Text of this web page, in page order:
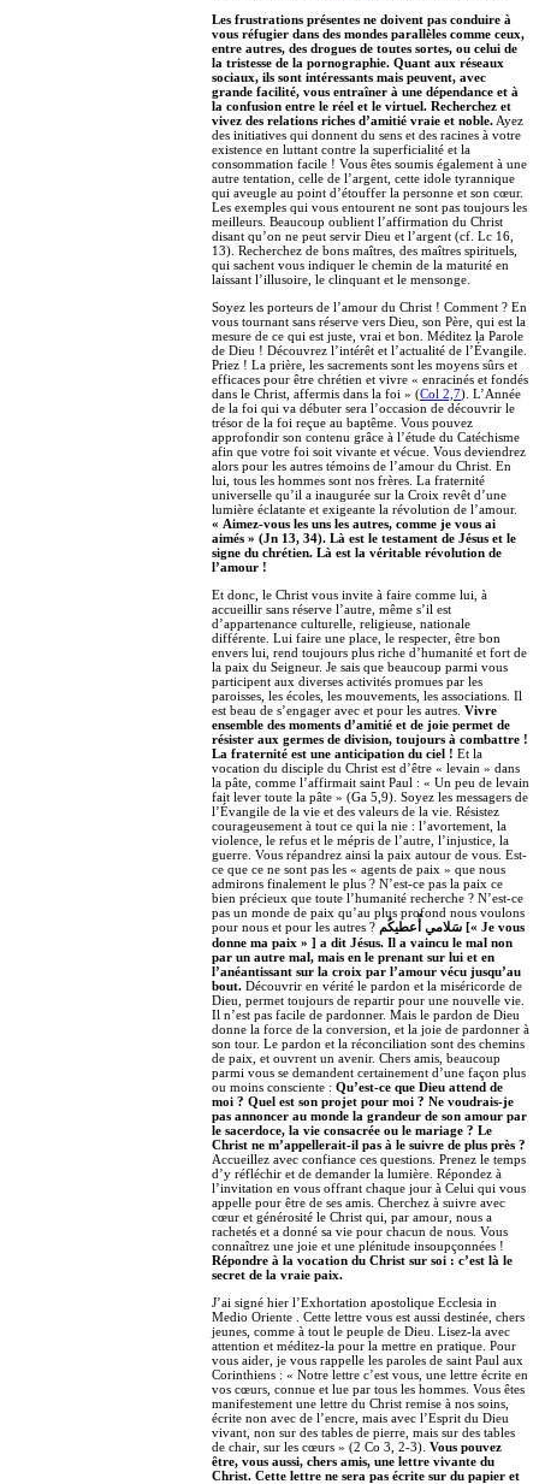
Les frustrations présentes ne doivent pas conduire à
vous réfugier dans des mondes parallèles comme ceux,
entre autres, des drogues de toutes sortes, ou celui de
la tristesse de la pornographie. Quant aux réseaux
sociaux, ils sont intéressants mais peuvent, avec
grande facilité, vous entraîner à une dépendance et à
la confusion entre le réel et le virtuel. Recherchez et
vivez des relations riches d’amitié vraie et noble. Ayez
des initiatives qui donnent du sens et des racines à votre
existence en luttant contre la superficialité et la
consommation facile ! Vous êtes soumis également à une
autre tentation, celle de l’argent, cette idole tyrannique
qui aveugle au point d’étouffer la personne et son cœur.
Les exemples qui vous entourent ne sont pas toujours les
meilleurs. Beaucoup oublient l’affirmation du Christ
disant qu’on ne peut servir Dieu et l’argent (cf. Lc 16,
13). Recherchez de bons maîtres, des maîtres spirituels,
qui sachent vous indiquer le chemin de la maturité en
laissant l’illusoire, le clinquant et le mensonge.
Soyez les porteurs de l’amour du Christ ! Comment ? En
vous tournant sans réserve vers Dieu, son Père, qui est la
mesure de ce qui est juste, vrai et bon. Méditez la Parole
de Dieu ! Découvrez l’intérêt et l’actualité de l’Évangile.
Priez ! La prière, les sacrements sont les moyens sûrs et
efficaces pour être chrétien et vivre « enracinés et fondés
dans le Christ, affermis dans la foi » (Col 2,7). L’Année
de la foi qui va débuter sera l’occasion de découvrir le
trésor de la foi reçue au baptême. Vous pouvez
approfondir son contenu grâce à l’étude du Catéchisme
afin que votre foi soit vivante et vécue. Vous deviendrez
alors pour les autres témoins de l’amour du Christ. En
lui, tous les hommes sont nos frères. La fraternité
universelle qu’il a inaugurée sur la Croix revêt d’une
lumière éclatante et exigeante la révolution de l’amour.
« Aimez-vous les uns les autres, comme je vous ai
aimés » (Jn 13, 34). Là est le testament de Jésus et le
signe du chrétien. Là est la véritable révolution de
l’amour !
Et donc, le Christ vous invite à faire comme lui, à
accueillir sans réserve l’autre, même s’il est
d’appartenance culturelle, religieuse, nationale
différente. Lui faire une place, le respecter, être bon
envers lui, rend toujours plus riche d’humanité et fort de
la paix du Seigneur. Je sais que beaucoup parmi vous
participent aux diverses activités promues par les
paroisses, les écoles, les mouvements, les associations. Il
est beau de s’engager avec et pour les autres. Vivre
ensemble des moments d’amitié et de joie permet de
résister aux germes de division, toujours à combattre !
La fraternité est une anticipation du ciel ! Et la
vocation du disciple du Christ est d’être « levain » dans
la pâte, comme l’affirmait saint Paul : « Un peu de levain
fait lever toute la pâte » (Ga 5,9). Soyez les messagers de
l’Évangile de la vie et des valeurs de la vie. Résistez
courageusement à tout ce qui la nie : l’avortement, la
violence, le refus et le mépris de l’autre, l’injustice, la
guerre. Vous répandrez ainsi la paix autour de vous. Est-
ce que ce ne sont pas les « agents de paix » que nous
admirons finalement le plus ? N’est-ce pas la paix ce
bien précieux que toute l’humanité recherche ? N’est-ce
pas un monde de paix qu’au plus profond nous voulons
pour nous et pour les autres ?
donne ma paix » ] a dit Jésus. Il a vaincu le mal non
par un autre mal, mais en le prenant sur lui et en
l’anéantissant sur la croix par l’amour vécu jusqu’au
bout. Découvrir en vérité le pardon et la miséricorde de
Dieu, permet toujours de repartir pour une nouvelle vie.
Il n’est pas facile de pardonner. Mais le pardon de Dieu
donne la force de la conversion, et la joie de pardonner à
son tour. Le pardon et la réconciliation sont des chemins
de paix, et ouvrent un avenir. Chers amis, beaucoup
parmi vous se demandent certainement d’une façon plus
ou moins consciente : Qu’est-ce que Dieu attend de
moi ? Quel est son projet pour moi ? Ne voudrais-je
pas annoncer au monde la grandeur de son amour par
le sacerdoce, la vie consacrée ou le mariage ? Le
Christ ne m’appellerait-il pas à le suivre de plus près ?
Accueillez avec confiance ces questions. Prenez le temps
d’y réfléchir et de demander la lumière. Répondez à
l’invitation en vous offrant chaque jour à Celui qui vous
appelle pour être de ses amis. Cherchez à suivre avec
cœur et générosité le Christ qui, par amour, nous a
rachetés et a donné sa vie pour chacun de nous. Vous
connaîtrez une joie et une plénitude insoupçonnées !
Répondre à la vocation du Christ sur soi : c’est là le
secret de la vraie paix.
J’ai signé hier l’Exhortation apostolique Ecclesia in
Medio Oriente . Cette lettre vous est aussi destinée, chers
jeunes, comme à tout le peuple de Dieu. Lisez-la avec
attention et méditez-la pour la mettre en pratique. Pour
vous aider, je vous rappelle les paroles de saint Paul aux
Corinthiens : « Notre lettre c’est vous, une lettre écrite en
vos cœurs, connue et lue par tous les hommes. Vous êtes
manifestement une lettre du Christ remise à nos soins,
écrite non avec de l’encre, mais avec l’Esprit du Dieu
vivant, non sur des tables de pierre, mais sur des tables
de chair, sur les cœurs » (2 Co 3, 2-3). Vous pouvez
être, vous aussi, chers amis, une lettre vivante du
Christ. Cette lettre ne sera pas écrite sur du papier et